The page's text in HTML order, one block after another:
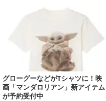
グローグーなどがTシャツに！映
画「マンダロリアン」新アイテム
が予約受付中